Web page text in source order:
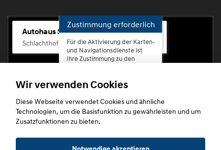
Autohaus Scherhag
Schlachthofstr. 68, 56073 Koblenz-Rauental
Zustimmung erforderlich
Für die Aktivierung der Karten-
und Navigationsdienste ist
Ihre Zustimmung zu den
erforderlich.
Zustimmen
Copyright © 2026. Autohaus Scherhag
Wir verwenden Cookies
Diese Webseite verwendet Cookies und ähnliche
Technologien, um die Basisfunktion zu gewährleisten und um
Zusatzfunktionen zu bieten.